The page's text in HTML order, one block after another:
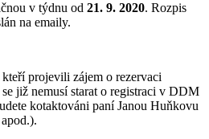
v týdnu od 21. 9. 2020. Rozpis
na emaily.
projevili zájem o rezervaci
již nemusí starat o registraci v DDM
kotaktováni paní Janou Huňkovu